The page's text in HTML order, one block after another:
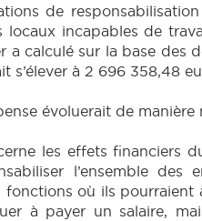
de
incapables de
a calculé sur la base
s’élever à 2 696 358,48
évoluerait de manière
les effets financiers
l’ensemble
où ils
à payer un salaire,